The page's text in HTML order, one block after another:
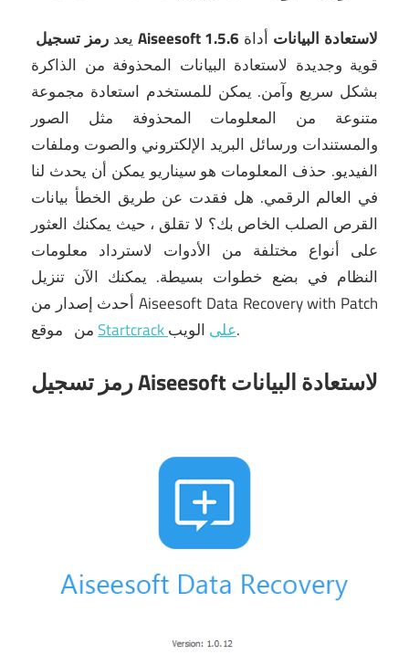
يعد رمز تسجيل Aiseesoft 1.5.6 لاستعادة البيانات أداة
قوية وجديدة لاستعادة البيانات المحذوفة من الذاكرة
بشكل سريع وآمن.يمكن للمستخدم استعادة مجموعة
متنوعة من المعلومات المحذوفة مثل الصور
والمستندات ورسائل البريد الإلكتروني والصوت وملفات
الفيديو. حذف المعلومات هو سيناريو يمكن أن يحدث لنا
في العالم الرقمي. هل فقدت عن طريق الخطأ بيانات
القرص الصلب الخاص بك؟ لا تقلق ، حيث يمكنك العثور
على أنواع مختلفة من الأدوات لاسترداد معلومات
النظام في بضع خطوات بسيطة. يمكنك الآن تنزيل
أحدث إصدار من Aiseesoft Data Recovery with Patch
من
Startcrack علىالويب.
رمز تسجيل Aiseesoft لاستعادة البيانات